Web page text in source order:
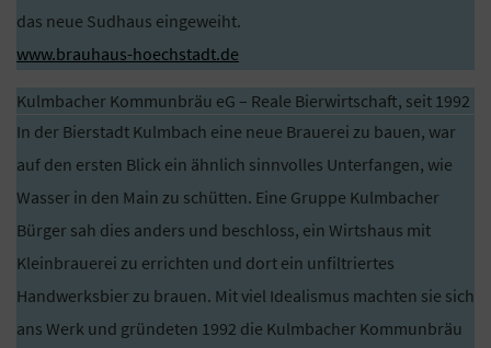
das neue Sudhaus eingeweiht.
www.brauhaus-hoechstadt.de
Kulmbacher Kommunbräu eG – Reale Bierwirtschaft, seit 1992
In der Bierstadt Kulmbach eine neue Brauerei zu bauen, war
auf den ersten Blick ein ähnlich sinnvolles Unterfangen, wie
Wasser in den Main zu schütten. Eine Gruppe Kulmbacher
Bürger sah dies anders und beschloss, ein Wirtshaus mit
Kleinbrauerei zu errichten und dort ein unfiltriertes
Handwerksbier zu brauen. Mit viel Idealismus machten sie sich
ans Werk und gründeten 1992 die Kulmbacher Kommunbräu